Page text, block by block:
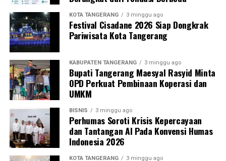
KOTA TANGERANG 3 minggu ago
Festival Cisadane 2026 Siap Dongkrak
Pariwisata Kota Tangerang
KABUPATEN TANGERANG 3 minggu ago
Bupati Tangerang Maesyal Rasyid Minta
OPD Perkuat Pembinaan Koperasi dan
UMKM
BISNIS 3 minggu ago
Perhumas Soroti Krisis Kepercayaan
dan Tantangan AI Pada Konvensi Humas
Indonesia 2026
KOTA TANGERANG 3 minggu ago